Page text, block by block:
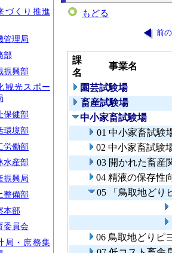
づくり推進
管理局
部
振興部
観光スポー
保健部
環境部
労働部
水産部
振興局
整備部
本部
委員会
局・庶務集
もどる
前
課
名
事業名
園芸試験場
畜産試験場
中小家畜試験場
01 中小家畜試験
02 中小家畜試験
03 開かれた畜産
04 精液の保存性
05 「鳥取地どり
06 鳥取地どりピ